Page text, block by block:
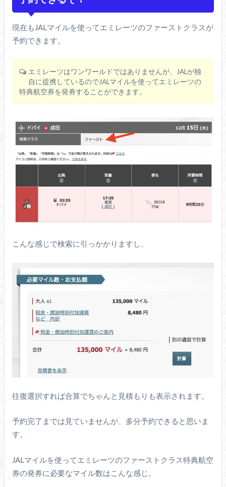
現在もJALマイルを使ってエミレーツのファーストクラスが
予約できます。
エミレーツはワンワールドではありませんが、JALが独
自に提携しているのでJALマイルを使ってエミレーツの
特典航空券を発券することができます。
こんな感じで検索に引っかかりますし、
往復選択すれば合算でちゃんと見積もりも表示されます。
予約完了までは見ていませんが、多分予約できると思いま
す。
JALマイルを使ってエミレーツのファーストクラス特典航空
券の発券に必要なマイル数はこんな感じ。